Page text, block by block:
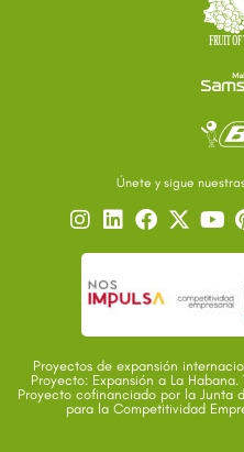
Únete y sigue
Proyectos de expansión
Proyecto: Expansión a La
Proyecto cofinanciado por la Junta
para la Competitividad